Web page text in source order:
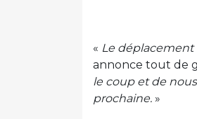
« Le
annonce tout de
le coup et de
prochaine. »